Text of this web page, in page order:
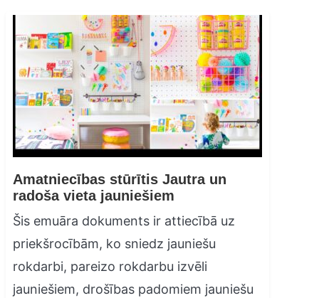
Amatniecības stūrītis Jautra un
radoša vieta jauniešiem
Šis emuāra dokuments ir attiecībā uz
priekšrocībām, ko sniedz jauniešu
rokdarbi, pareizo rokdarbu izvēli
jauniešiem, drošības padomiem jauniešu